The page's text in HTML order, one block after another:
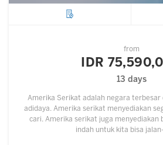
from
IDR
13 days
Amerika Serikat adalah negara terbesar
adidaya. Amerika serikat menyediakan
cari. Amerika serikat juga menyediakan
indah untuk kita bisa